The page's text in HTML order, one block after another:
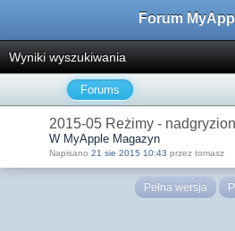
Forum
Wyniki wyszukiwania
Forums
2015-05 Reżimy -
W MyApple Magazyn
Napisano 21 sie 2015 10:43 przez tomasz
Pełna wersja